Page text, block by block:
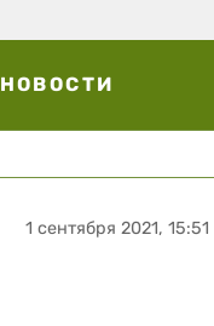
НОВОСТИ
1 сентября 2021, 15:51